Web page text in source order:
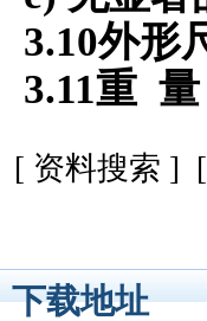
3.10外形
3.11重 量
[ 资料搜索 ] [
下载地址